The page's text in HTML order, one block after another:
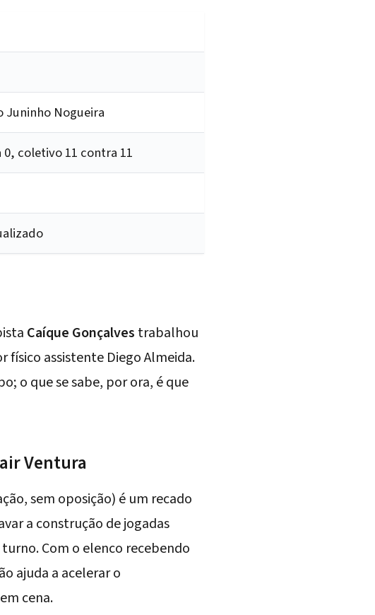
Juninho Nogueira
coletivo 11 contra 11
Caíque Gonçalves trabalhou
físico assistente Diego Almeida.
o que se sabe, por ora, é que
Ventura
sem oposição) é um recado
a construção de jogadas
Com o elenco recebendo
ajuda a acelerar o
cena.